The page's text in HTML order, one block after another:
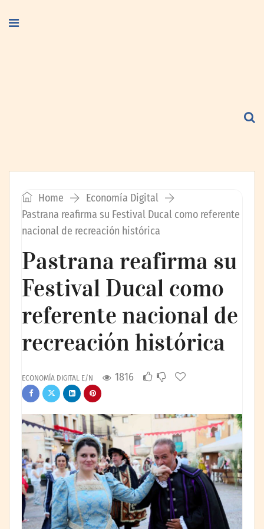
Home
Economía Digital
Pastrana reafirma su Festival Ducal como referente
nacional de recreación histórica
Pastrana reafirma su
Festival Ducal como
referente nacional de
recreación histórica
ECONOMÍA DIGITAL E/N 1816